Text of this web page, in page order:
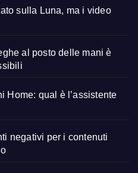
sulla Luna, ma i video
al posto delle mani è
Home: qual è l’assistente
negativi per i contenuti